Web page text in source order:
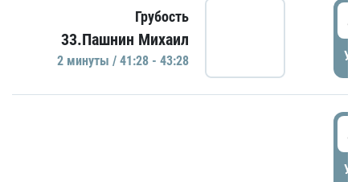
Грубость
33.Пашнин Михаил
2 минуты / 41:28 - 43:28